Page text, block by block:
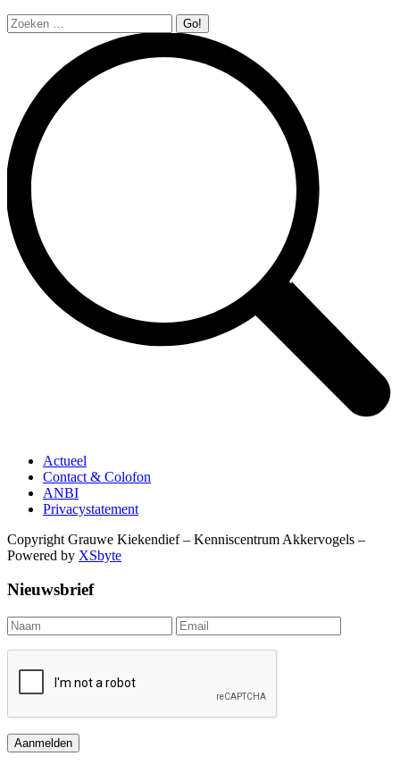
Search:
Actueel
Contact & Colofon
ANBI
Privacystatement
Copyright Grauwe Kiekendief – Kenniscentrum Akkervogels –
Powered by XSbyte
Nieuwsbrief